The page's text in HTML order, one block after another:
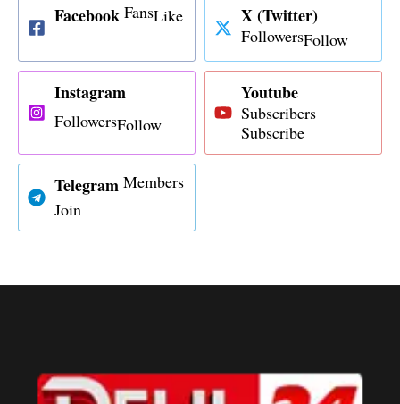
Facebook FansLike X (Twitter)
FollowersFollow
Instagram
FollowersFollow
Youtube
Subscribers
Subscribe
Telegram Members
Join